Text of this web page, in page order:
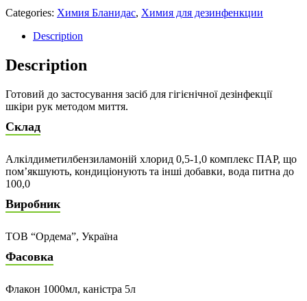
Categories: Химия Бланидас, Химия для дезинфенкции
Description
Description
Готовий до застосування засіб для гігієнічної дезінфекції
шкіри рук методом миття.
Склад
Алкілдиметилбензиламоній хлорид 0,5-1,0 комплекс ПАР, що
пом’якшують, кондиціонують та інші добавки, вода питна до
100,0
Виробник
ТОВ “Ордема”, Україна
Фасовка
Флакон 1000мл, каністра 5л